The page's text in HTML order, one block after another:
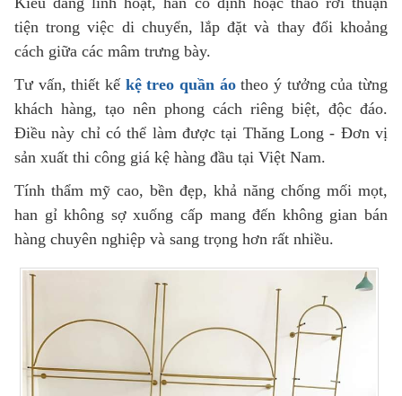
tiện trong việc di chuyển, lắp đặt và thay đổi khoảng
cách giữa các mâm trưng bày.
Tư vấn, thiết kế kệ treo quần áotheo ý tưởng của từng
khách hàng, tạo nên phong cách riêng biệt, độc đáo.
Điều này chỉ có thể làm được tại Thăng Long - Đơn vị
sản xuất thi công giá kệ hàng đầu tại Việt Nam.
Tính thẩm mỹ cao, bền đẹp, khả năng chống mối mọt,
han gỉ không sợ xuống cấp mang đến không gian bán
hàng chuyên nghiệp và sang trọng hơn rất nhiều.